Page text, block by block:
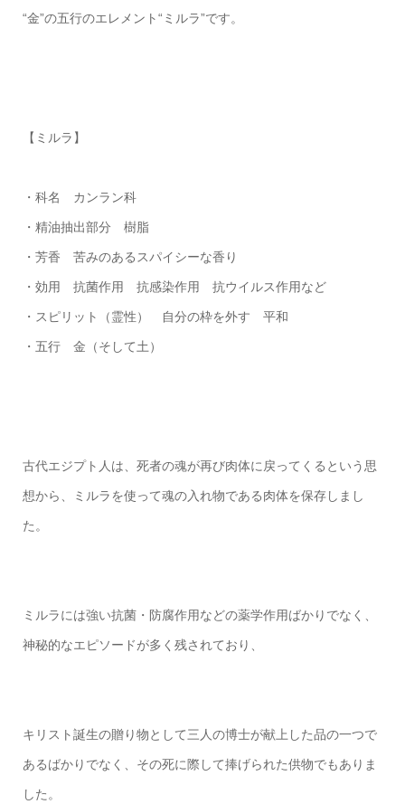
“金”の五行のエレメント“ミルラ”です。
【ミルラ】
・科名 カンラン科
・精油抽出部分 樹脂
・芳香 苦みのあるスパイシーな香り
・効用 抗菌作用 抗感染作用 抗ウイルス作用など
・スピリット（霊性） 自分の枠を外す 平和
・五行 金（そして土）
古代エジプト人は、死者の魂が再び肉体に戻ってくるという思
想から、ミルラを使って魂の入れ物である肉体を保存しまし
た。
ミルラには強い抗菌・防腐作用などの薬学作用ばかりでなく、
神秘的なエピソードが多く残されており、
キリスト誕生の贈り物として三人の博士が献上した品の一つで
あるばかりでなく、その死に際して捧げられた供物でもありま
した。